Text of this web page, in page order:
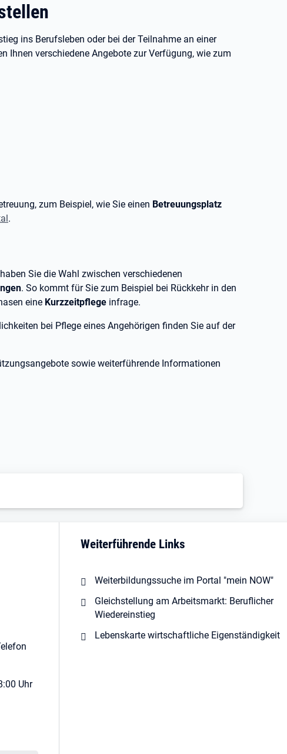
ins Berufsleben oder bei der Teilnahme an einer
Ihnen verschiedene Angebote zur Verfügung, wie zum
zum Beispiel, wie Sie einen Betreuungsplatz
.
Sie die Wahl zwischen verschiedenen
. So kommt für Sie zum Beispiel bei Rückkehr in den
eine Kurzzeitpflege infrage.
bei Pflege eines Angehörigen finden Sie auf der
sowie weiterführende Informationen
Uhr
Weiterführende Links
Weiterbildungssuche im Portal "mein NOW"
Gleichstellung am Arbeitsmarkt: Beruflicher
Wiedereinstieg
Lebenskarte wirtschaftliche Eigenständigkeit